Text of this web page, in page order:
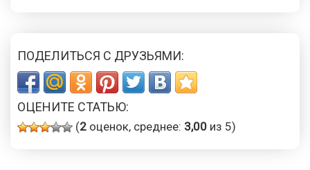
ПОДЕЛИТЬСЯ С ДРУЗЬЯМИ:
ОЦЕНИТЕ СТАТЬЮ:
(2 оценок, среднее: 3,00 из 5)